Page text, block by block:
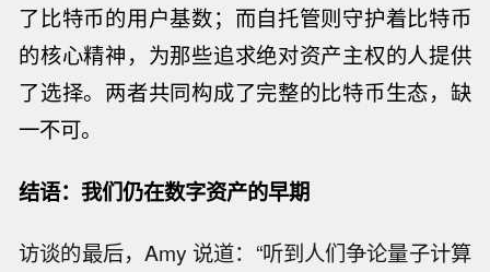
了比特币的用户基数；而自托管则守护着比特币
的核心精神，为那些追求绝对资产主权的人提供
了选择。两者共同构成了完整的比特币生态，缺
一不可。
结语：我们仍在数字资产的早期
访谈的最后，Amy 说道：“听到人们争论量子计算